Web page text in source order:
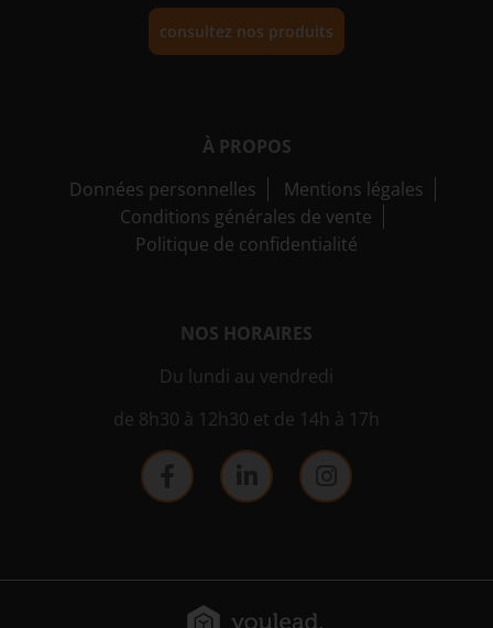
consultez nos produits
À PROPOS
Données personnelles
Mentions légales
Conditions générales de vente
Politique de confidentialité
NOS HORAIRES
Du lundi au vendredi
de 8h30 à 12h30 et de 14h à 17h